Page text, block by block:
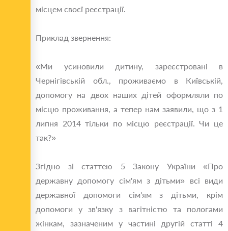
місцем своєї реєстрації.
Приклад звернення:
«Ми усиновили дитину, зареєстровані в
Чернігівській обл., проживаємо в Київській,
допомогу на двох наших дітей оформляли по
місцю проживання, а тепер нам заявили, що з 1
липня 2014 тільки по місцю реєстрації. Чи це
так?»
Згідно зі статтею 5 Закону України «Про
державну допомогу сім'ям з дітьми» всі види
державної допомоги сім'ям з дітьми, крім
допомоги у зв'язку з вагітністю та пологами
жінкам, зазначеним у частині другій статті 4